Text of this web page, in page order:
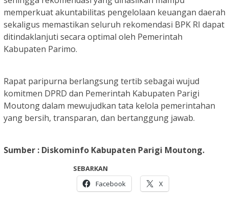
memperkuat akuntabilitas pengelolaan keuangan daerah
sekaligus memastikan seluruh rekomendasi BPK RI dapat
ditindaklanjuti secara optimal oleh Pemerintah
Kabupaten Parimo.
Rapat paripurna berlangsung tertib sebagai wujud
komitmen DPRD dan Pemerintah Kabupaten Parigi
Moutong dalam mewujudkan tata kelola pemerintahan
yang bersih, transparan, dan bertanggung jawab.
Sumber : Diskominfo Kabupaten Parigi Moutong.
SEBARKAN
Facebook
X